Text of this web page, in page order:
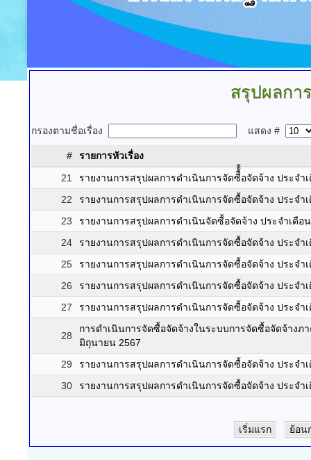
สรุปผลกา
กรองตามชื่อเรื่อง แสดง #
#
รายการหัวเรื่อง
21
รายงานการสรุปผลการดำเนินการจัดซืื้้้อจัดจ้าง ประจำ
22
รายงานการสรุปผลการดำเนินการจัดซื้อจัดจ้าง ประจำ
23
รายงานการสรุปผลการดำเนินจัดซื้อจัดจ้าง ประจำเดือ
24
รายงานการสรุปผลการดำเนินการจัดซื้อจัดจ้าง ประจำ
25
รายงานการสรุปผลการดำเนินการจัดซื้อจัดจ้าง ประจำ
26
รายงานการสรุปผลการดำเนินการจัดซื้อจัดจ้าง ประจำ
27
รายงานการสรุปผลการดำเนินการจัดซื้อจัดจ้าง ประจำ
28
การดำเนินการจัดซื้อจัดจ้างในระบบการจัดซื้อจัดจ้างภ
มิถุนายน 2567
29
รายงานการสรุปผลการดำเนินการจัดซื้อจัดจ้าง ประจำ
30
รายงานการสรุปผลการดำเนินการจัดซื้อจัดจ้าง ประจำ
เริ่มแรก ย้อน